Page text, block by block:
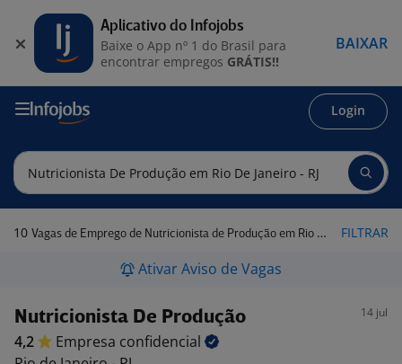
Login
10 Vagas de Emprego de Nutricionista de Produção em Rio de Janeiro - RJ FILTRAR
Ativar Aviso de Vagas
Nutricionista De Produção 14 jul
4,2 Empresa confidencial
Aplicativo do Infojobs
Baixe o App nº 1 do Brasil para
encontrar empregos GRÁTIS!!
BAIXAR